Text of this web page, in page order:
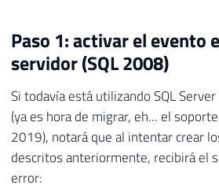
Paso 1: activar el evento
servidor (SQL 2008)
Si todavía está utilizando SQL
(ya es hora de migrar, eh... el
2019), notará que al intentar crear
descritos anteriormente, recibirá el
error: